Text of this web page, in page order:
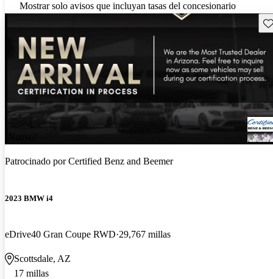
Mostrar solo avisos que incluyan tasas del concesionario
Patrocinado porCertified Benz and Beemer
2023 BMW i4
eDrive40 Gran Coupe RWD 29,767 millas
Scottsdale, AZ
17 millas